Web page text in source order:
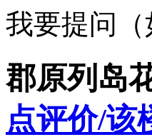
我要提问
郡原列岛
点评价/该